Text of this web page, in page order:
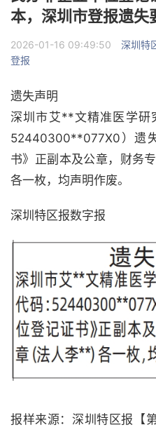
本，深圳市登报遗失
2026-01-16 09:49:50 深圳特
登报
遗失声明
深圳市艾**文精准医学研
52440300**077X0）遗
书》正副本及公章，财务
各一枚，均声明作废。
深圳特区报数字报
报样来源：深圳特区报【